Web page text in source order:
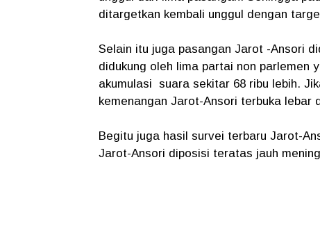
ditargetkan kembali unggul dengan
Selain itu juga pasangan Jarot -Ansori
didukung oleh lima partai non parlemen
akumulasi suara sekitar 68 ribu lebih.
kemenangan Jarot-Ansori terbuka lebar
Begitu juga hasil survei terbaru Jarot-
Jarot-Ansori diposisi teratas jauh